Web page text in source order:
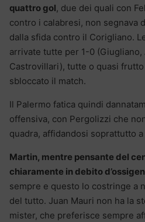
quattro gol, due dei quali con
contro i calabresi, non segnava
dalla sfida contro il Corigliano.
arrivate tutte per 1-0 (Giugliano,
Castrovillari), tutte o quasi
sbloccato il match.
Il Palermo fatica quindi
offensiva, con Pergolizzi che
quadra, affidandosi soprattutto
Martin, mentre pensante del
chiaramente in debito
sempre e questo lo costringe a
del tutto. Juan Mauri non ha la
mister, che preferisce sempre